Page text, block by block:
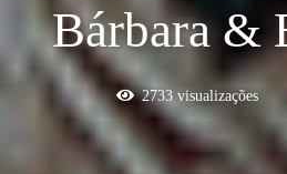
Bárbara &
2733 visualizações